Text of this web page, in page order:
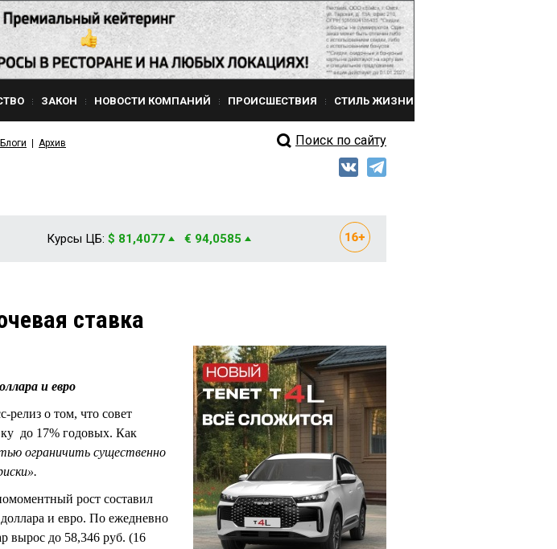
ЗАКОН НОВОСТИ КОМПАНИЙ ПРОИСШЕСТВИЯ СТИЛЬ ЖИЗНИ
Блоги Архив Поиск по сайту
Курсы ЦБ: $ 81,4077 € 94,0585
ставка
и евро
релиз о том, что совет
до 17% годовых. Как
ограничить существенно
рост составил
и евро. По ежедневно
вырос до 58,346 руб. (16